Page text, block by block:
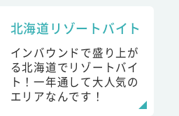
北海道リゾートバイト
インバウンドで盛り上が
る北海道でリゾートバイ
ト！一年通して大人気の
エリアなんです！